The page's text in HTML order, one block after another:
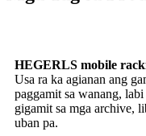
HEGERLS mobile
Usa ra ka agianan ang
paggamit sa wanang,
gigamit sa mga archive,
uban pa.